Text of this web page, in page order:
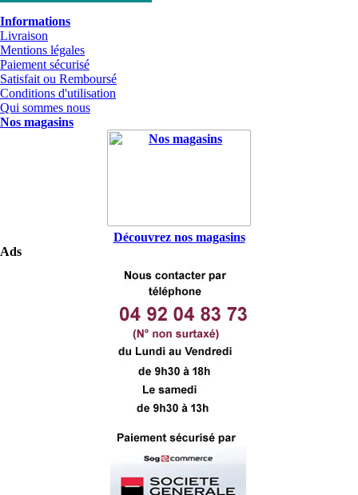
Informations
Livraison
Mentions légales
Paiement sécurisé
Satisfait ou Remboursé
Conditions d'utilisation
Qui sommes nous
Nos magasins
Découvrez nos magasins
Ads